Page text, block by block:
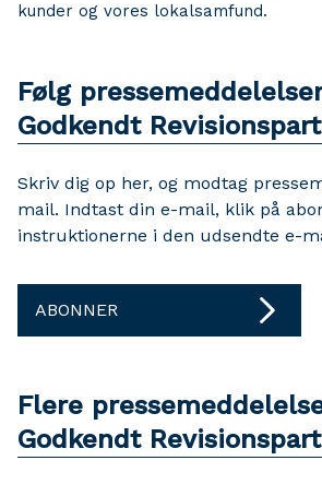
kunder og vores lokalsamfund.
Følg
Godkendt
Skriv dig op her, og modtag
mail. Indtast din e-mail, klik på
instruktionerne i den udsendte e-
ABONNER
Flere
Godkendt